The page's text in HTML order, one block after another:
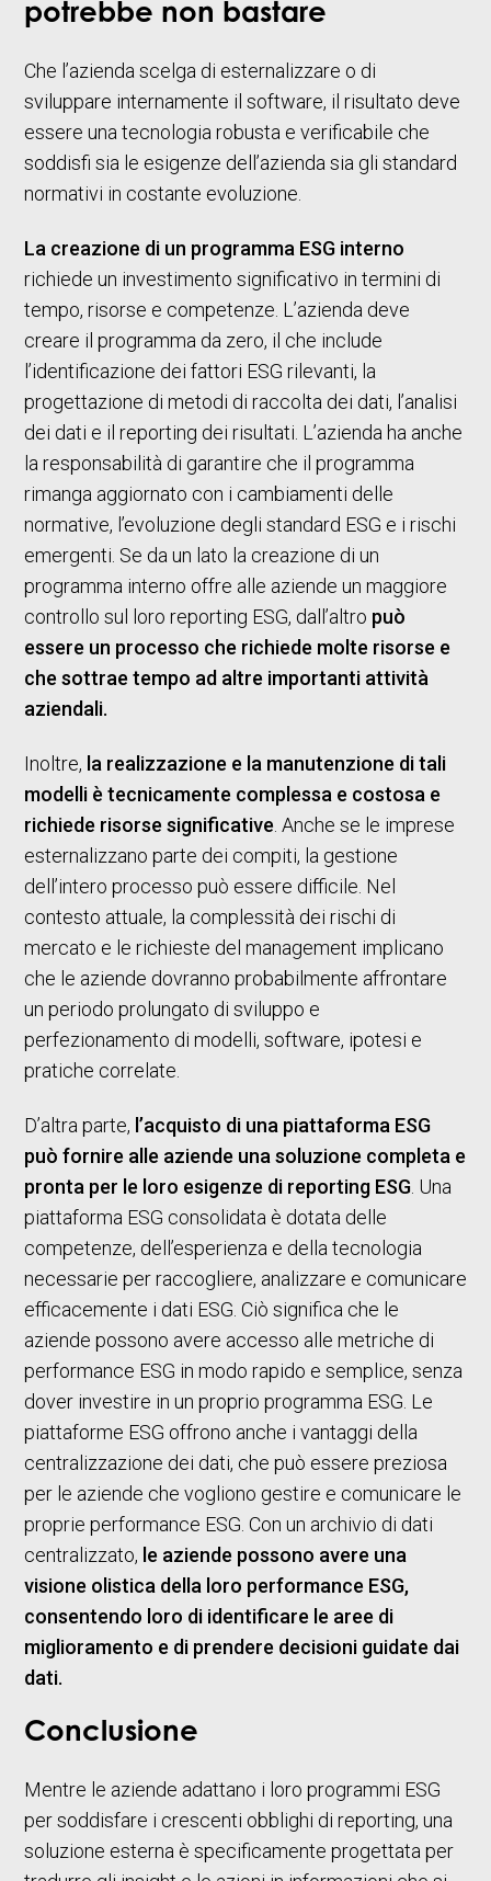
potrebbe non bastare
Che l’azienda scelga di esternalizzare o di
sviluppare internamente il software, il risultato deve
essere una tecnologia robusta e verificabile che
soddisfi sia le esigenze dell’azienda sia gli standard
normativi in costante evoluzione.
La creazione di un programma ESG interno
richiede un investimento significativo in termini di
tempo, risorse e competenze. L’azienda deve
creare il programma da zero, il che include
l’identificazione dei fattori ESG rilevanti, la
progettazione di metodi di raccolta dei dati, l’analisi
dei dati e il reporting dei risultati. L’azienda ha anche
la responsabilità di garantire che il programma
rimanga aggiornato con i cambiamenti delle
normative, l’evoluzione degli standard ESG e i rischi
emergenti. Se da un lato la creazione di un
programma interno offre alle aziende un maggiore
controllo sul loro reporting ESG, dall’altro può
essere un processo che richiede molte risorse e
che sottrae tempo ad altre importanti attività
aziendali.
Inoltre, la realizzazione e la manutenzione di tali
modelli è tecnicamente complessa e costosa e
richiede risorse significative . Anche se le imprese
esternalizzano parte dei compiti, la gestione
dell’intero processo può essere difficile. Nel
contesto attuale, la complessità dei rischi di
mercato e le richieste del management implicano
che le aziende dovranno probabilmente affrontare
un periodo prolungato di sviluppo e
perfezionamento di modelli, software, ipotesi e
pratiche correlate.
D’altra parte, l’acquisto di una piattaforma ESG
può fornire alle aziende una soluzione completa e
pronta per le loro esigenze di reporting ESG . Una
piattaforma ESG consolidata è dotata delle
competenze, dell’esperienza e della tecnologia
necessarie per raccogliere, analizzare e comunicare
efficacemente i dati ESG. Ciò significa che le
aziende possono avere accesso alle metriche di
performance ESG in modo rapido e semplice, senza
dover investire in un proprio programma ESG. Le
piattaforme ESG offrono anche i vantaggi della
centralizzazione dei dati, che può essere preziosa
per le aziende che vogliono gestire e comunicare le
proprie performance ESG. Con un archivio di dati
centralizzato, le aziende possono avere una
visione olistica della loro performance ESG,
consentendo loro di identificare le aree di
miglioramento e di prendere decisioni guidate dai
dati.
Conclusione
Mentre le aziende adattano i loro programmi ESG
per soddisfare i crescenti obblighi di reporting, una
soluzione esterna è specificamente progettata per